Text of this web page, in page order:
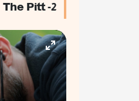
2- The Pitt
Enter
fullscreen